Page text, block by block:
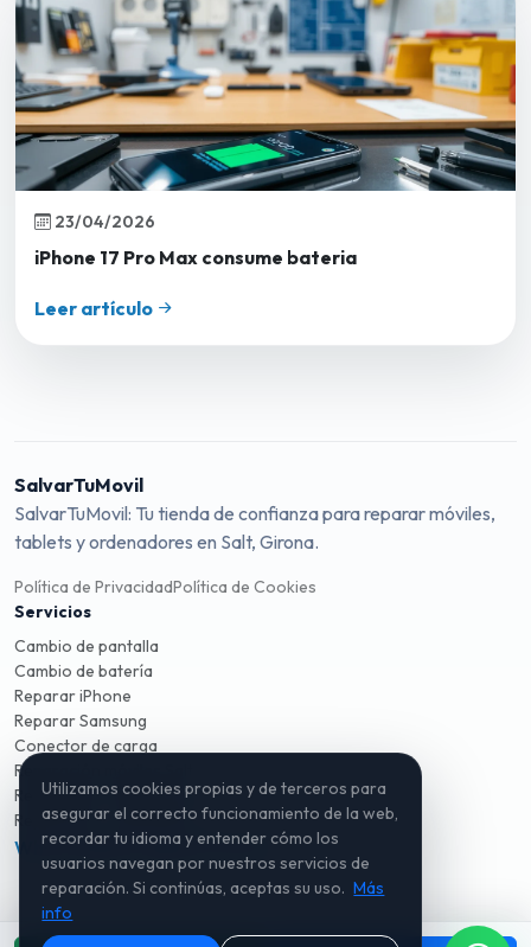
23/04/2026
iPhone 17 Pro Max consume bateria
Leer artículo
SalvarTuMovil
SalvarTuMovil: Tu tienda de confianza para reparar móviles,
tablets y ordenadores en Salt, Girona.
Política de PrivacidadPolítica de Cookies
Servicios
Cambio de pantalla
Cambio de batería
Reparar iPhone
Reparar Samsung
Conector de carga
Reparación móviles Salt
Reparación móviles Girona
Reparación ordenadores
WhatsApp InstagramTikTok
Utilizamos cookies propias y de terceros para
asegurar el correcto funcionamiento de la web,
recordar tu idioma y entender cómo los
usuarios navegan por nuestros servicios de
reparación. Si continúas, aceptas su uso. Más
info